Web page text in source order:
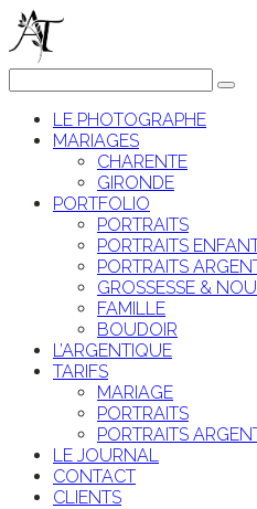
LE PHOTOGRAPHE
MARIAGES
CHARENTE
GIRONDE
PORTFOLIO
PORTRAITS
PORTRAITS
PORTRAITS
GROSSESSE &
FAMILLE
BOUDOIR
L’ARGENTIQUE
TARIFS
MARIAGE
PORTRAITS
PORTRAITS
LE JOURNAL
CONTACT
CLIENTS